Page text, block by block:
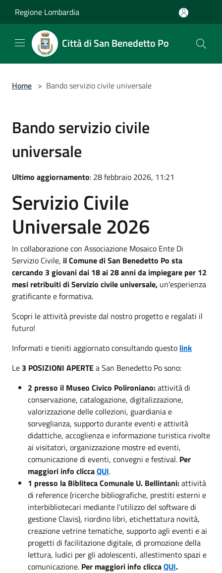
Regione Lombardia
Città di San Benedetto Po
Home > Bando servizio civile universale
Bando servizio civile
universale
Ultimo aggiornamento: 28 febbraio 2026, 11:21
Servizio Civile
Universale 2026
In collaborazione con Associazione Mosaico Ente Di
Servizio Civile, il Comune di San Benedetto Po sta
cercando 3 giovani dai 18 ai 28 anni da impiegare per 12
mesi retribuiti di Servizio civile universale, un'esperienza
gratificante e formativa.
Scopri le attività previste dal nostro progetto e regalati il
futuro!
Informati e tieniti aggiornato consultando questo link
Le 3 POSIZIONI APERTEa San Benedetto Po sono:
2 presso il Museo Civico Polironiano:attività di
conservazione, catalogazione, digitalizzazione,
valorizzazione delle collezioni, guardiania e
sorveglianza, supporto durante eventi e attività
didattiche, accoglienza e informazione turistica rivolte
ai visitatori, organizzazione mostre ed eventi,
comunicazione di eventi, convegni e festival. Per
maggiori info cliccaQUI.
1 presso la Bibliteca Comunale U. Bellintani:attività
di reference (ricerche bibliografiche, prestiti esterni e
interbibliotecari mediante l'utilizzo del software di
gestione Clavis), riordino libri, etichettatura novità,
creazione vetrine tematiche, supporto agli eventi e ai
progetti di facilitazione digitale, di promozione della
lettura, ludici per gli adolescenti, allestimento spazi e
comunicazione. Per maggiori info cliccaQUI.